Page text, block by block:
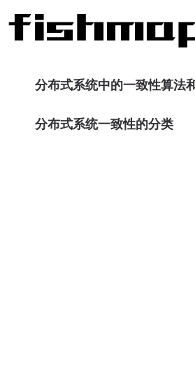
分布式系统中的一致性算法
分布式系统一致性的分类